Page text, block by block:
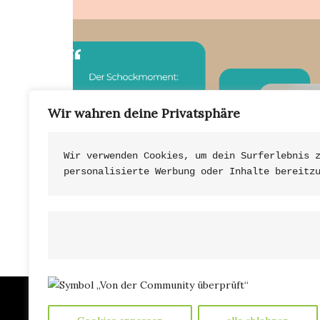
Wir wahren deine Privatsphäre
Wir verwenden Cookies, um dein Surferlebnis
personalisierte Werbung oder Inhalte